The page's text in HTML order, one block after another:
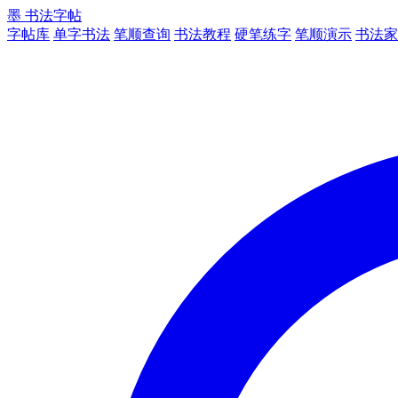
墨 书法字帖
字帖库 单字书法 笔顺查询 书法教程 硬笔练字 笔顺演示 书法家